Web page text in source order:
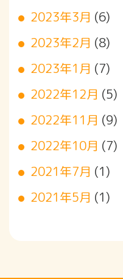
2023年3月 (6)
2023年2月 (8)
2023年1月 (7)
2022年12月 (5)
2022年11月 (9)
2022年10月 (7)
2021年7月 (1)
2021年5月 (1)